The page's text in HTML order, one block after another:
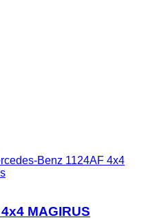
Benz 1124AF 4x4
MAGIRUS